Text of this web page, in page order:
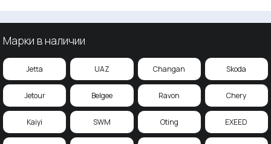
Марки в наличии
Jetta UAZ Changan Skoda
Jetour Belgee Ravon Chery
Kaiyi SWM Oting EXEED